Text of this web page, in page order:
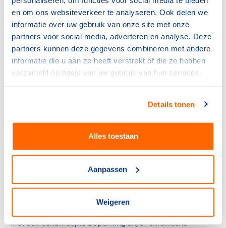
en om ons websiteverkeer te analyseren. Ook delen we
informatie over uw gebruik van onze site met onze
partners voor social media, adverteren en analyse. Deze
partners kunnen deze gegevens combineren met andere
informatie die u aan ze heeft verstrekt of die ze hebben
verzameld op basis van uw gebruik van hun services.
Details tonen
Alles toestaan
Aanpassen
Weigeren
Vergeer domineerde de internationale tour (nu UNIQLO
Wheelchair Tennis Tour) en behaalde in 17 jaar tijd 169
titels in het enkelspel en 136 titels in het dubbelspel. Ze
winning streak van 470 wedstrijden op die duurde tot
Grand Slam-dubbelspeltitels en 14 keer het winnen van
de NEC Wheelchair Singles Masters aan het einde van
Nadat ze stopte als rolstoeltennisster, bouwde Esther
verder aan haar stichting, die ze al in 2004 oprichtte. De
met een lichamelijke beperking en/of chronische